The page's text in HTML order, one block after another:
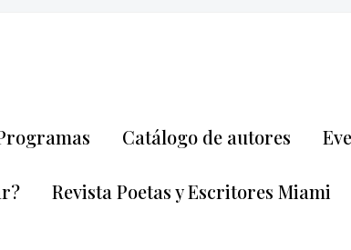
Catálogo de autores
Revista Poetas y Escritores Miami